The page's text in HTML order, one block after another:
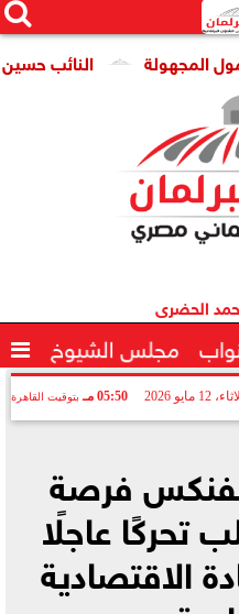

النائب حسين
الحضرى
مجلس الشيوخ 
12 مايو 2026 05:50 مـ بتوقيت القاهرة
فرصة
تحركًا عاجلًا
الاقتصادية